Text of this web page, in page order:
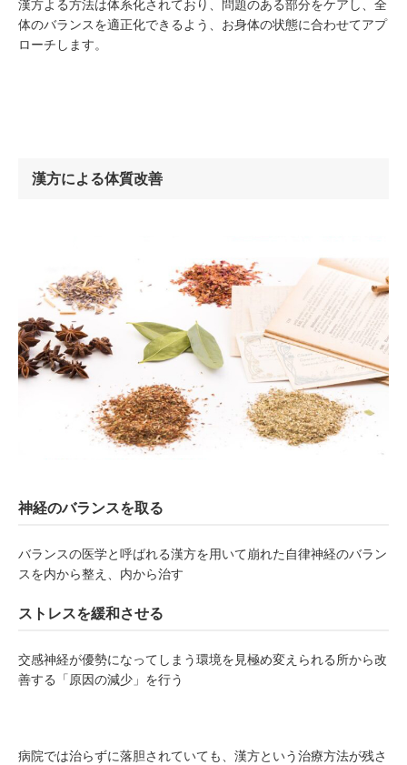
漢方よる方法は体系化されており、問題のある部分をケアし、全
体のバランスを適正化できるよう、お身体の状態に合わせてアプ
ローチします。
漢方による体質改善
神経のバランスを取る
バランスの医学と呼ばれる漢方を用いて崩れた自律神経のバラン
スを内から整え、内から治す
ストレスを緩和させる
交感神経が優勢になってしまう環境を見極め変えられる所から改
善する「原因の減少」を行う
病院では治らずに落胆されていても、漢方という治療方法が残さ